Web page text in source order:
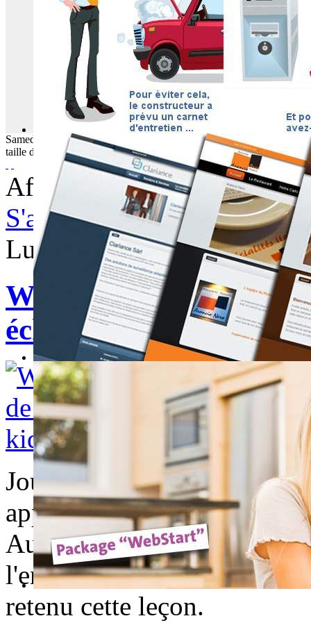
Samedi Août 2026
taille du texte
Afficher les éléments par
S'abonner à ce flux RSS
Lundi, 23 Octobre 2017
WebBuzz du 23/10/
échappe à un éclair-A
Jouer sous l'orage, n'est
apprendre cette mère qui
Au bout de quelques
l'enfant sans le blesser
retenu cette leçon.